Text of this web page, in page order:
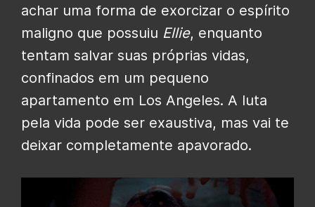
achar uma forma de exorcizar o espírito
maligno que possuiu Ellie, enquanto
tentam salvar suas próprias vidas,
confinados em um pequeno
apartamento em Los Angeles. A luta
pela vida pode ser exaustiva, mas vai te
deixar completamente apavorado.